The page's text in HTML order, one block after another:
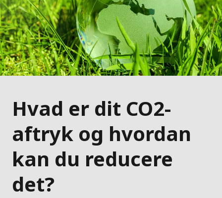
Hvad er dit CO2-
aftryk og hvordan
kan du reducere
det?